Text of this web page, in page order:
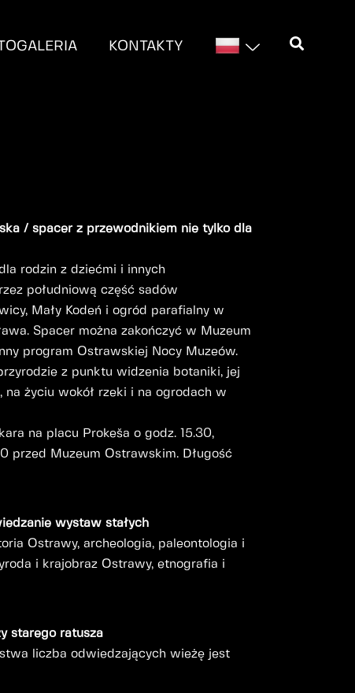
KONTAKTY
/ spacer z przewodnikiem nie tylko dla
rodzin z dziećmi i innych
południową część sadów
Mały Kodeń i ogród parafialny w
Spacer można zakończyć w Muzeum
program Ostrawskiej Nocy Muzeów.
z punktu widzenia botaniki, jej
na życiu wokół rzeki i na ogrodach w
na placu Prokeša o godz. 15.30,
przed Muzeum Ostrawskim. Długość
wystaw stałych
Ostrawy, archeologia, paleontologia i
i krajobraz Ostrawy, etnografia i
starego ratusza
liczba odwiedzających wieżę jest